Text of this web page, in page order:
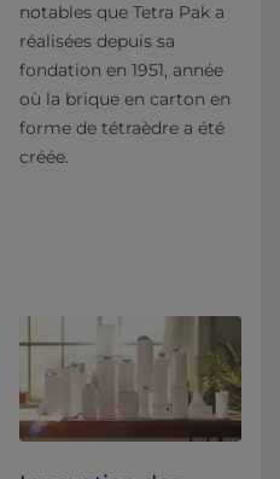
notables que Tetra Pak a
réalisées depuis sa
fondation en 1951, année
où la brique en carton en
forme de tétraèdre a été
créée.